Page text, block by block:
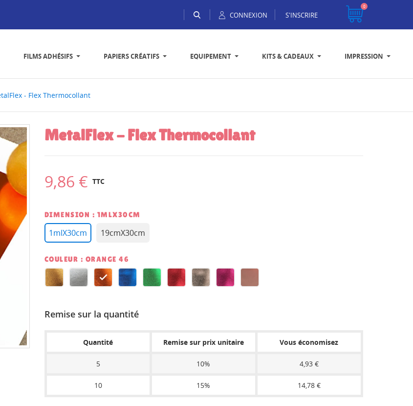
CONNEXION S'INSCRIRE
0
FILMS ADHÉSIFS PAPIERS CRÉATIFS EQUIPEMENT KITS & CADEAUX IMPRESSION
- Flex Thermocollant
MetalFlex - Flex Thermocollant
9,86 € TTC
DIMENSION : 1MLX30CM
1mlX30cm 19cmX30cm
COULEUR : ORANGE 46
GOLD SILVERORANGEBLUE GREENRED
GUN
CANDYROSE
Remise sur la quantité
Quantité Remise sur prix unitaire Vous économisez
5 10% 4,93 €
10 15% 14,78 €